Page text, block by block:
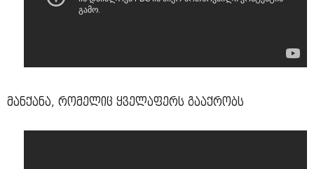
მანქანა, რომელიც ყველაფერს გააქრობს